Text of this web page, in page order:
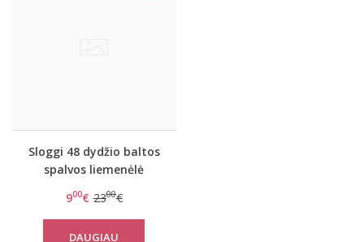
Sloggi 48 dydžio baltos
spalvos liemenėlė
900€ 2300€
DAUGIAU